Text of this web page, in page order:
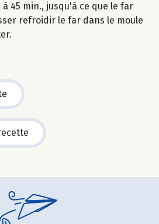
45 min., jusqu'à ce que le far
refroidir le far dans le moule